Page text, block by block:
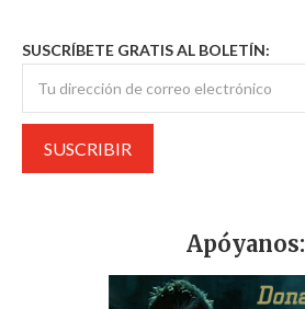
SUSCRÍBETE GRATIS AL BOLETÍN:
Apóyanos: